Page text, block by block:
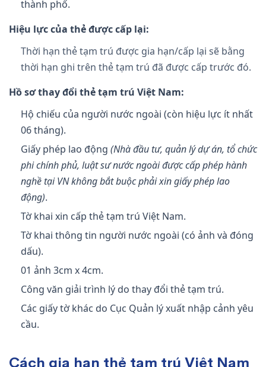
thành phố.
Hiệu lực của thẻ được cấp lại:
Thời hạn thẻ tạm trú được gia hạn/cấp lại sẽ bằng
thời hạn ghi trên thẻ tạm trú đã được cấp trước đó.
Hồ sơ thay đổi thẻ tạm trú Việt Nam:
Hộ chiếu của người nước ngoài (còn hiệu lực ít nhất
06 tháng).
Giấy phép lao động (Nhà đầu tư, quản lý dự án, tổ chức
phi chính phủ, luật sư nước ngoài được cấp phép hành
nghề tại VN không bắt buộc phải xin giấy phép lao
động).
Tờ khai xin cấp thẻ tạm trú Việt Nam.
Tờ khai thông tin người nước ngoài (có ảnh và đóng
dấu).
01 ảnh 3cm x 4cm.
Công văn giải trình lý do thay đổi thẻ tạm trú.
Các giấy tờ khác do Cục Quản lý xuất nhập cảnh yêu
cầu.
Cách gia hạn thẻ tạm trú Việt Nam